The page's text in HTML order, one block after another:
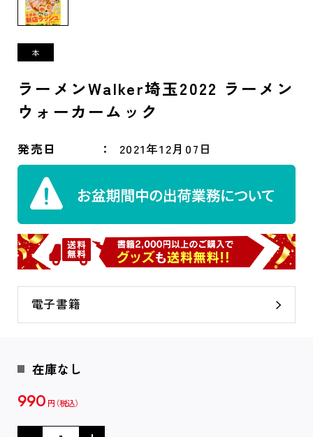
ラーメンWalker埼玉2022 ラーメン
ウォーカームック
発売日 2021年12月07日
電子書籍
在庫なし
990 円